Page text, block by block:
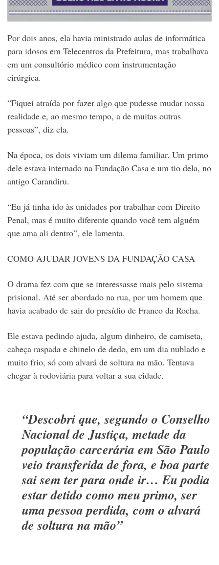
Por dois anos, ela havia ministrado aulas de informática
para idosos em Telecentros da Prefeitura, mas trabalhava
em um consultório médico com instrumentação
cirúrgica.
“Fiquei atraída por fazer algo que pudesse mudar nossa
realidade e, ao mesmo tempo, a de muitas outras
pessoas”, diz ela.
Na época, os dois viviam um dilema familiar. Um primo
dele estava internado na Fundação Casa e um tio dela, no
antigo Carandiru.
“Eu já tinha ido às unidades por trabalhar com Direito
Penal, mas é muito diferente quando você tem alguém
que ama ali dentro”, ele lamenta.
COMO AJUDAR JOVENS DA FUNDAÇÃO CASA
O drama fez com que se interessasse mais pelo sistema
prisional. Até ser abordado na rua, por um homem que
havia acabado de sair do presídio de Franco da Rocha.
Ele estava pedindo ajuda, algum dinheiro, de camiseta,
cabeça raspada e chinelo de dedo, em um dia nublado e
muito frio, só com alvará de soltura na mão. Tentava
chegar à rodoviária para voltar a sua cidade.
“Descobri que, segundo o Conselho
Nacional de Justiça, metade da
população carcerária em São Paulo
veio transferida de fora, e boa parte
sai sem ter para onde ir… Eu podia
estar detido como meu primo, ser
uma pessoa perdida, com o alvará
de soltura na mão”